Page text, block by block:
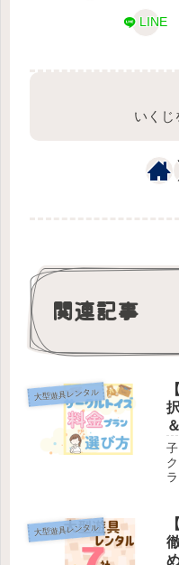
LINE
いくじ
関連記事
大型遊具レンタル
大型遊具レンタル